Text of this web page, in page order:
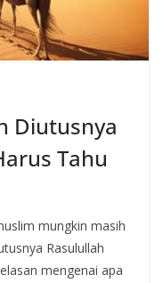
Diutusnya
Tahu
mungkin masih
Rasulullah
mengenai apa